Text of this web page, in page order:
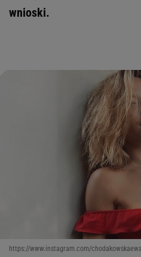
wnioski.
https://www.instagram.com/chodakowskaewa